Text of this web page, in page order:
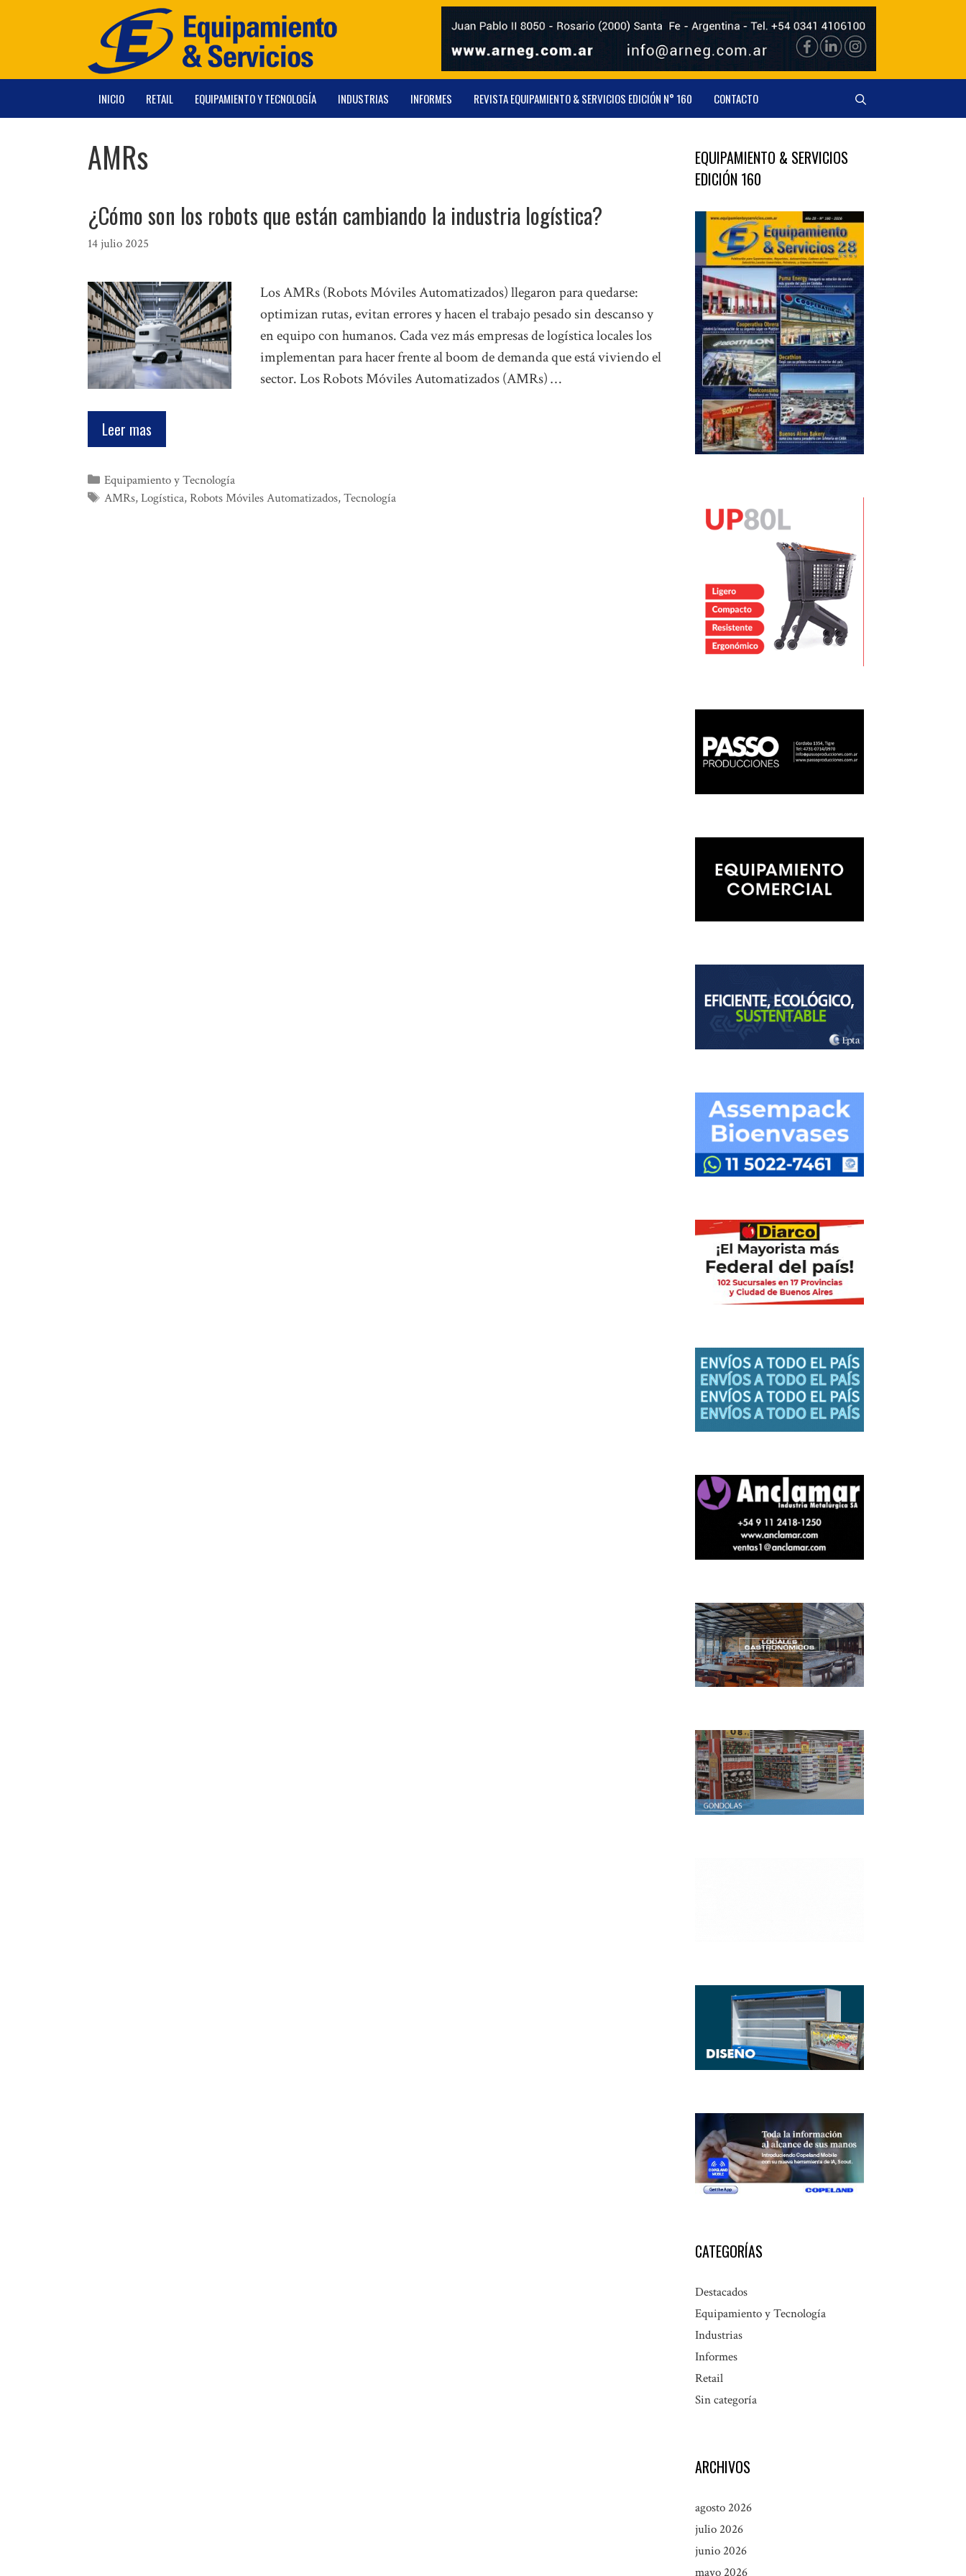
INICIO RETAIL EQUIPAMIENTO Y TECNOLOGÍA INDUSTRIAS INFORMES REVISTA EQUIPAMIENTO & SERVICIOS EDICIÓN N° 160 CONTACTO
AMRs
¿Cómo son los robots que están cambiando la industria logística?
14 julio 2025
Los AMRs (Robots Móviles Automatizados) llegaron para quedarse:
optimizan rutas, evitan errores y hacen el trabajo pesado sin descanso y
en equipo con humanos. Cada vez más empresas de logística locales los
implementan para hacer frente al boom de demanda que está viviendo el
sector. Los Robots Móviles Automatizados (AMRs) …
Leer mas
Categorías
Equipamiento y Tecnología
Etiquetas
AMRs,Logística,Robots Móviles Automatizados,Tecnología
EQUIPAMIENTO & SERVICIOS
EDICIÓN 160
CATEGORÍAS
Destacados
Equipamiento y Tecnología
Industrias
Informes
Retail
Sin categoría
ARCHIVOS
agosto 2026
julio 2026
junio 2026
mayo 2026